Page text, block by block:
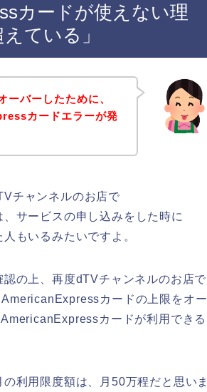
カードが使えない理
ている」
ーバーしたために、
カードエラーが発
チャンネルのお店で
サービスの申し込みをした時に
もいるみたいですよ。
の上、再度dTVチャンネルのお店で
カードの上限をオー
カードが利用できる
利用限度額は、月50万程だと思いま